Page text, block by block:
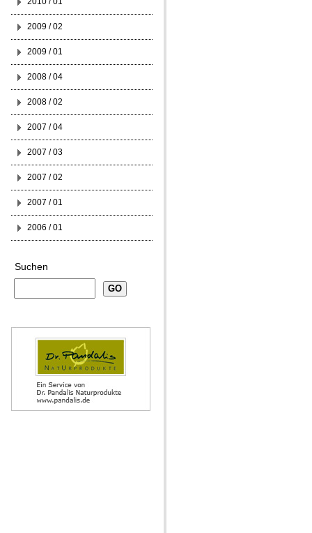
2009 / 02
2009 / 01
2008 / 04
2008 / 02
2007 / 04
2007 / 03
2007 / 02
2007 / 01
2006 / 01
Suchen